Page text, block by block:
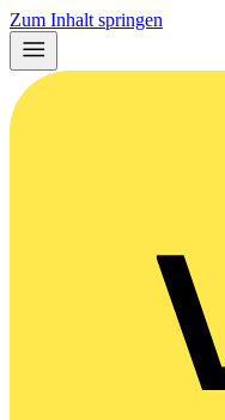
Zum Inhalt springen